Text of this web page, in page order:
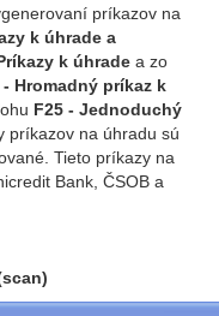
príkazov na
k úhrade a
k úhrade a zo
- Hromadný príkaz k
F25 - Jednoduchý
príkazov na úhradu sú
Tieto príkazy na
Bank, ČSOB a